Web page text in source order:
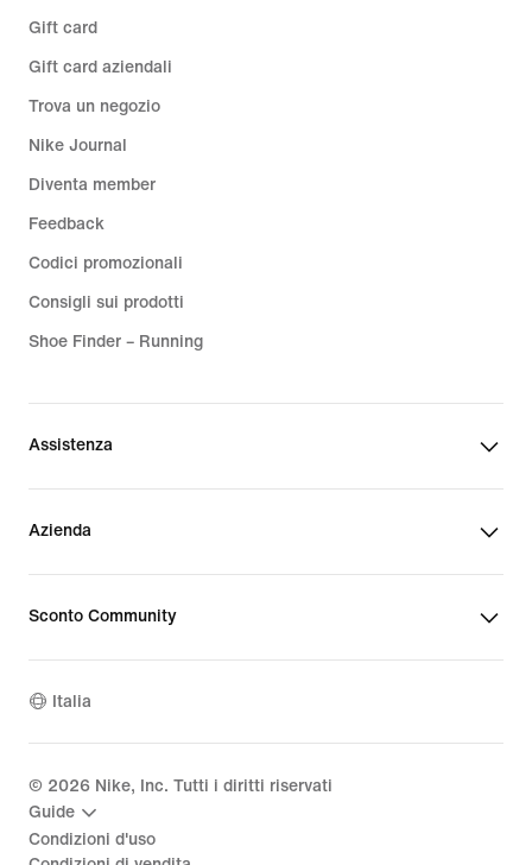
Gift card
Gift card aziendali
Trova un negozio
Nike Journal
Diventa member
Feedback
Codici promozionali
Consigli sui prodotti
Shoe Finder – Running
Assistenza
Azienda
Sconto Community
Italia
© 2026 Nike, Inc. Tutti i diritti riservati
Guide
Condizioni d'uso